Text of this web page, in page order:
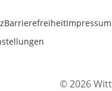
BarrierefreiheitImpressum
© 2026 Witt